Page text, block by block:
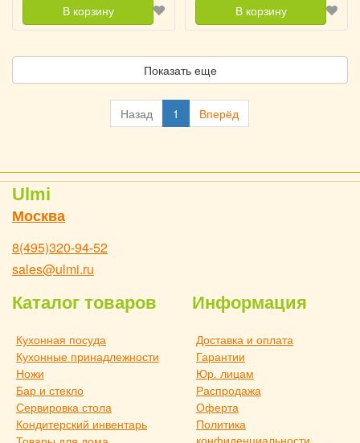
В корзину В корзину
Показать еще
Назад 1 Вперёд
Ulmi
Москва
8(495)320-94-52
sales@ulmi.ru
Каталог товаров
Кухонная посуда
Кухонные принадлежности
Ножи
Бар и стекло
Сервировка стола
Кондитерский инвентарь
Информация
Доставка и оплата
Гарантии
Юр. лицам
Распродажа
Оферта
Политика
конфиденциальности